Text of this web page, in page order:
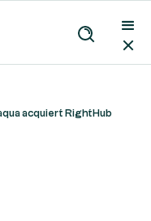
acquiert RightHub